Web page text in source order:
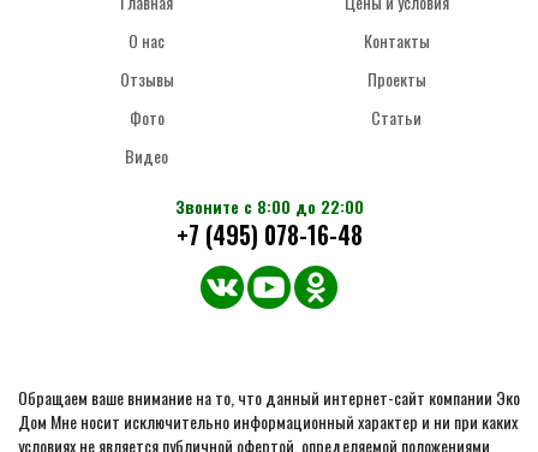
О нас
Отзывы
Фото
Видео
Контакты
Проекты
Статьи
Звоните с 8:00 до 22:00
+7 (495) 078-16-48
Обращаем ваше внимание на то, что данный интернет-сайт компании Эко
Дом Мне носит исключительно информационный характер и ни при каких
условиях не является публичной офертой, определяемой положениями